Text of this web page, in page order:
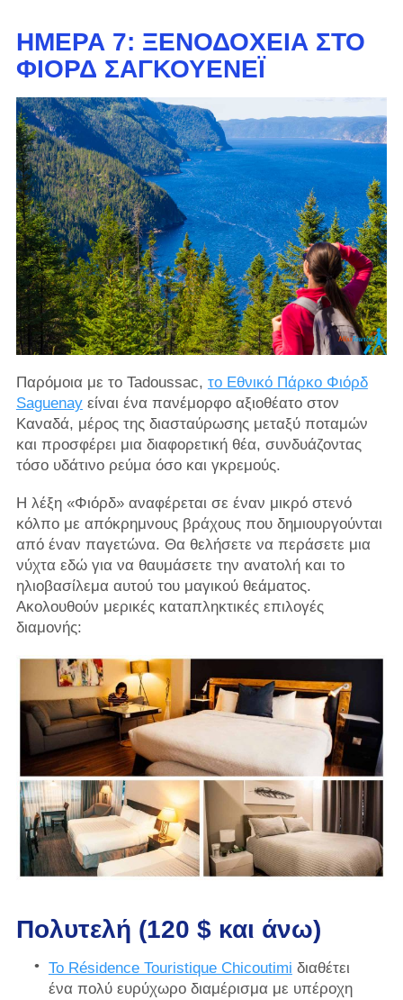
ΗΜΈΡΑ 7: ΞΕΝΟΔΟΧΕΊΑ ΣΤΟ
ΦΙΌΡΔ ΣΑΓΚΟΥΕΝΈΙ
Παρόμοια με το Tadoussac, το Εθνικό Πάρκο Φιόρδ
Saguenayείναι ένα πανέμορφο αξιοθέατο στον
Καναδά, μέρος της διασταύρωσης μεταξύ ποταμών
και προσφέρει μια διαφορετική θέα, συνδυάζοντας
τόσο υδάτινο ρεύμα όσο και γκρεμούς.
Η λέξη «Φιόρδ» αναφέρεται σε έναν μικρό στενό
κόλπο με απόκρημνους βράχους που δημιουργούνται
από έναν παγετώνα. Θα θελήσετε να περάσετε μια
νύχτα εδώ για να θαυμάσετε την ανατολή και το
ηλιοβασίλεμα αυτού του μαγικού θεάματος.
Ακολουθούν μερικές καταπληκτικές επιλογές
διαμονής:
Πολυτελή (120 $ και άνω)
Το Résidence Touristique Chicoutimi διαθέτει
ένα πολύ ευρύχωρο διαμέρισμα με υπέροχη